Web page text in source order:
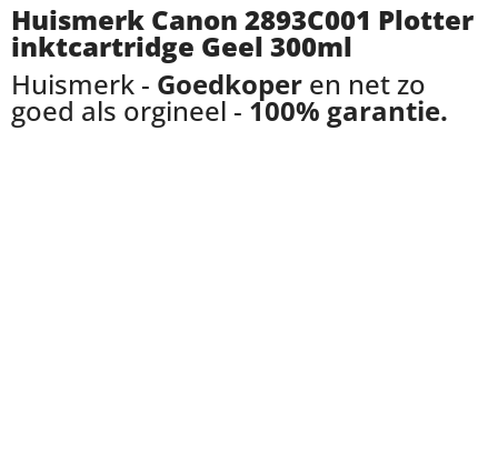
Huismerk Canon 2893C001 Plotter
inktcartridge Geel 300ml
Huismerk - Goedkoper en net zo
goed als orgineel - 100% garantie.